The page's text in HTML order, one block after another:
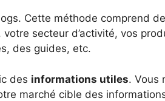
Cette méthode comprend
secteur d’activité, vos
des guides, etc.
des informations utiles. Vous
marché cible des